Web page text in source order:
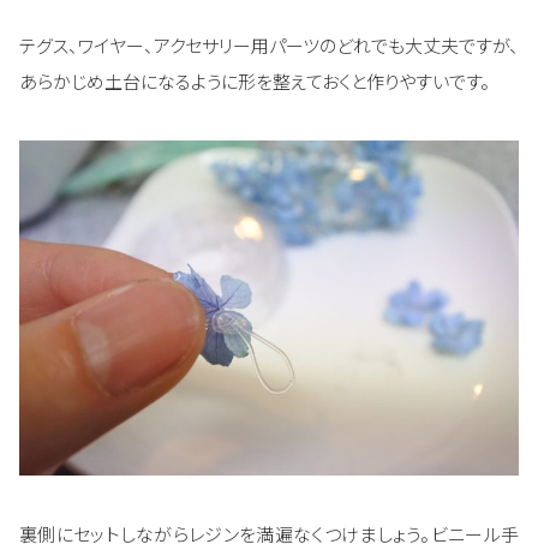
テグス、ワイヤー、アクセサリー用パーツのどれでも大丈夫ですが、
あらかじめ土台になるように形を整えておくと作りやすいです。
裏側にセットしながらレジンを満遍なくつけましょう。ビニール手